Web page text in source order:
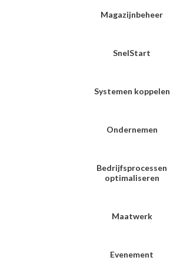
Magazijnbeheer
SnelStart
Systemen koppelen
Ondernemen
Bedrijfsprocessen
optimaliseren
Maatwerk
Evenement